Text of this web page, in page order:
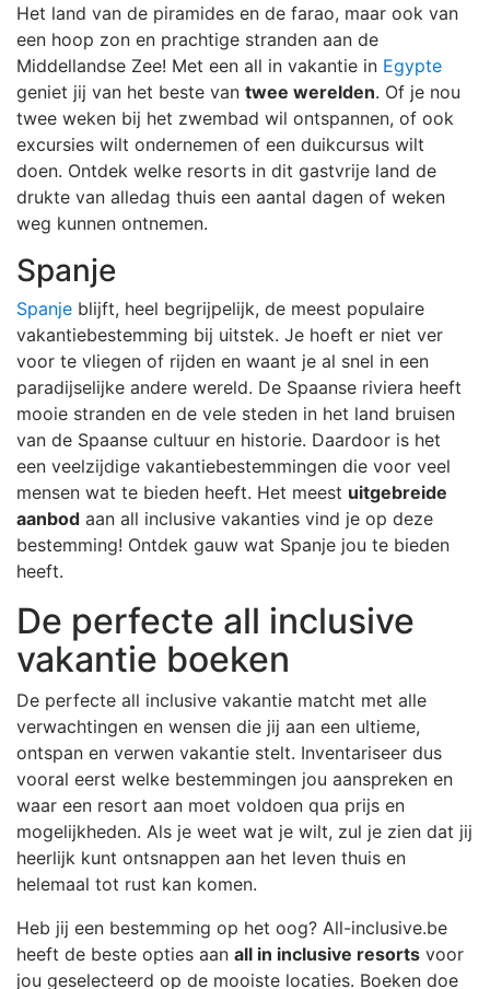
Het land van de piramides en de farao, maar ook van
een hoop zon en prachtige stranden aan de
Middellandse Zee! Met een all in vakantie in Egypte
geniet jij van het beste van twee werelden. Of je nou
twee weken bij het zwembad wil ontspannen, of ook
excursies wilt ondernemen of een duikcursus wilt
doen. Ontdek welke resorts in dit gastvrije land de
drukte van alledag thuis een aantal dagen of weken
weg kunnen ontnemen.
Spanje
Spanje blijft, heel begrijpelijk, de meest populaire
vakantiebestemming bij uitstek. Je hoeft er niet ver
voor te vliegen of rijden en waant je al snel in een
paradijselijke andere wereld. De Spaanse riviera heeft
mooie stranden en de vele steden in het land bruisen
van de Spaanse cultuur en historie. Daardoor is het
een veelzijdige vakantiebestemmingen die voor veel
mensen wat te bieden heeft. Het meest uitgebreide
aanbod aan all inclusive vakanties vind je op deze
bestemming! Ontdek gauw wat Spanje jou te bieden
heeft.
De perfecte all inclusive
vakantie boeken
De perfecte all inclusive vakantie matcht met alle
verwachtingen en wensen die jij aan een ultieme,
ontspan en verwen vakantie stelt. Inventariseer dus
vooral eerst welke bestemmingen jou aanspreken en
waar een resort aan moet voldoen qua prijs en
mogelijkheden. Als je weet wat je wilt, zul je zien dat jij
heerlijk kunt ontsnappen aan het leven thuis en
helemaal tot rust kan komen.
Heb jij een bestemming op het oog? All-inclusive.be
heeft de beste opties aan all in inclusive resorts voor
jou geselecteerd op de mooiste locaties. Boeken doe